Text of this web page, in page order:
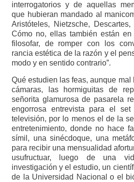
interrogatorios y de aquellas
que hubieran mandado al
Aristóteles, Nietzsche,
Cómo no, ellas también están
filosofar, de romper con los
rancia estética de la razón y el
modo y en sentido contrario”.
Qué estudien las feas, aunque mal
cámaras, las hormiguitas de
señorita glamurosa de pasarela
engorrosa entrevista para el
televisión, por lo menos el de la
entretenimiento, donde no hace
símil, una sinécdoque, una
para recibir una mensualidad
usufructuar, luego de una
investigación y el estudio, un
de la Universidad Nacional o el